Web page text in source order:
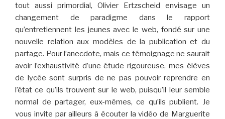
tout aussi primordial, Olivier Ertzscheid envisage un
changement de paradigme dans le rapport
qu’entretiennent les jeunes avec le web, fondé sur une
nouvelle relation aux modèles de la publication et du
partage. Pour l’anecdote, mais ce témoignage ne saurait
avoir l’exhaustivité d’une étude rigoureuse, mes élèves
de lycée sont surpris de ne pas pouvoir reprendre en
l’état ce qu’ils trouvent sur le web, puisqu’il leur semble
normal de partager, eux-mêmes, ce qu’ils publient. Je
vous invite par ailleurs à écouter la vidéo de Marguerite